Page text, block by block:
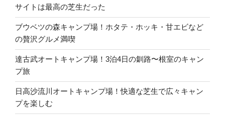
サイトは最高の芝生だった
ブウベツの森キャンプ場！ホタテ・ホッキ・甘エビなど
の贅沢グルメ満喫
達古武オートキャンプ場！3泊4日の釧路〜根室のキャン
プ旅
日高沙流川オートキャンプ場！快適な芝生で広々キャン
プを楽しむ